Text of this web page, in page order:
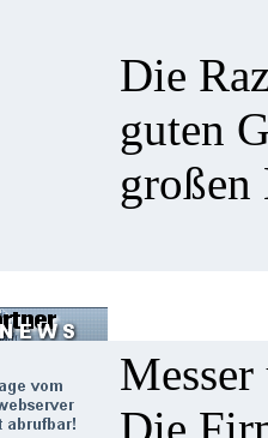
Die
guten
großen